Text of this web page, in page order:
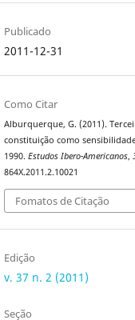
Publicado
2011-12-31
Como Citar
Alburquerque, G. (2011).
constituição como
1990. Estudos Ibero-Americanos,
864X.2011.2.10021
Fomatos de Citação
Edição
v. 37 n. 2 (2011)
Seção